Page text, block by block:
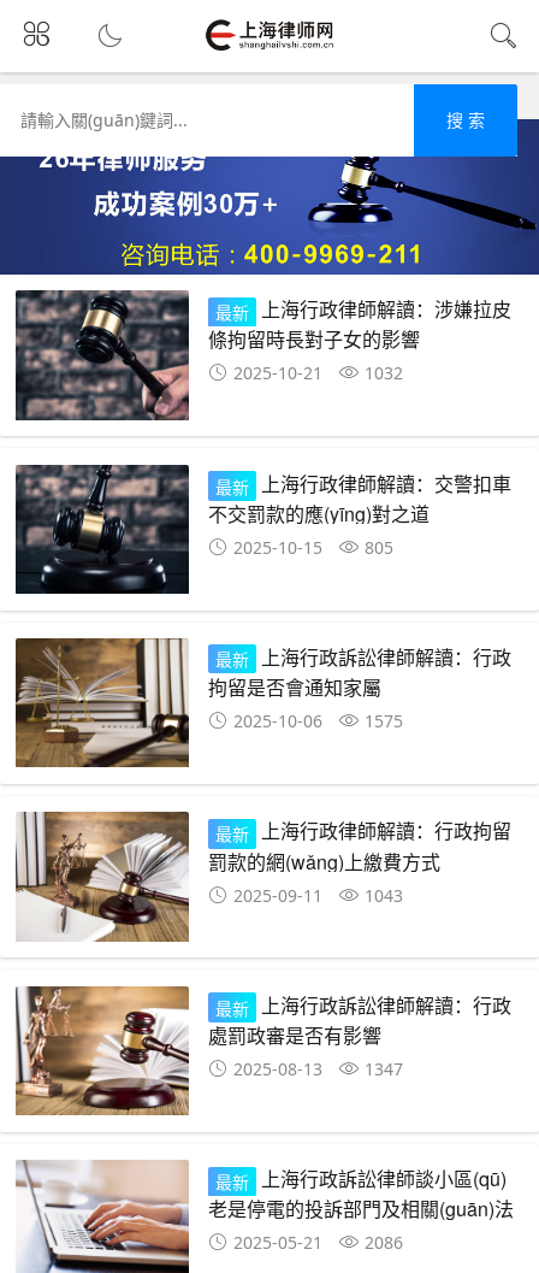
搜 索
最新 上海行政律師解讀：涉嫌拉皮
條拘留時長對子女的影響
2025-10-21 1032
最新
上海行政律師解讀：交警扣車
不交罰款的應(yīng)對之道
2025-10-15 805
最新 上海行政訴訟律師解讀：行政
拘留是否會通知家屬
2025-10-06 1575
最新 上海行政律師解讀：行政拘留
罰款的網(wǎng)上繳費方式
2025-09-11 1043
最新 上海行政訴訟律師解讀：行政
處罰政審是否有影響
2025-08-13 1347
最新 上海行政訴訟律師談小區(qū)
老是停電的投訴部門及相關(guān)法
律問題
2025-05-21 2086